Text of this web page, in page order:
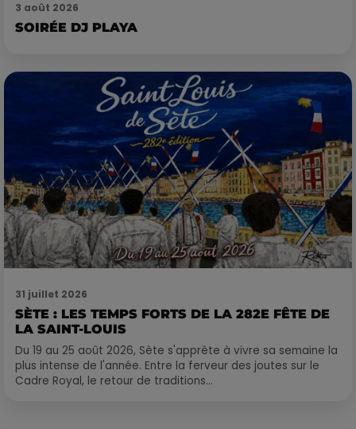
3 août 2026
SOIRÉE DJ PLAYA
31 juillet 2026
SÈTE : LES TEMPS FORTS DE LA 282E FÊTE DE
LA SAINT-LOUIS
Du 19 au 25 août 2026, Sète s'apprête à vivre sa semaine la
plus intense de l'année. Entre la ferveur des joutes sur le
Cadre Royal, le retour de traditions...